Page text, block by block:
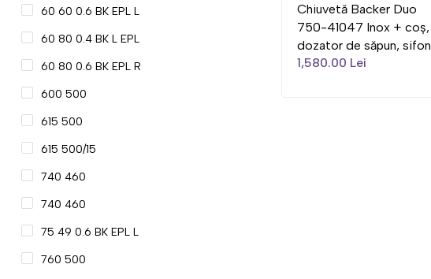
60 60 0.6 BK EPL L
60 80 0.4 BK L EPL
60 80 0.6 BK EPL R
600 500
615 500
615 500/15
740 460
740 460
75 49 0.6 BK EPL L
760 500
Chiuvetă Backer Duo
750-41047 Inox + coș,
dozator de săpun, sifon
1,580.00 Lei